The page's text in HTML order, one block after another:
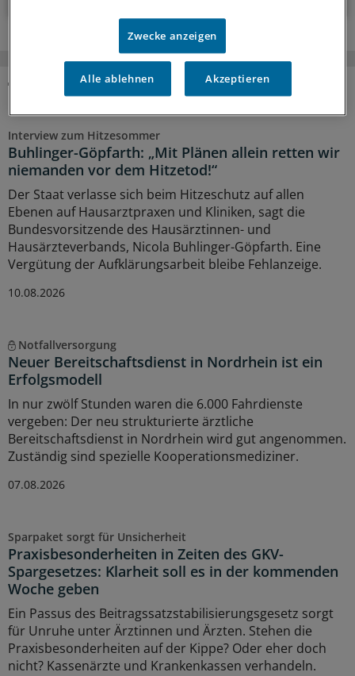
Interview zum Hitzesommer
Buhlinger-Göpfarth: „Mit Plänen allein retten wir
niemanden vor dem Hitzetod!“
Der Staat verlasse sich beim Hitzeschutz auf allen
Ebenen auf Hausarztpraxen und Kliniken, sagt die
Bundesvorsitzende des Hausärztinnen- und
Hausärzteverbands, Nicola Buhlinger-Göpfarth. Eine
Vergütung der Aufklärungsarbeit bleibe Fehlanzeige.
10.08.2026
Notfallversorgung
Neuer Bereitschaftsdienst in Nordrhein ist ein
Erfolgsmodell
In nur zwölf Stunden waren die 6.000 Fahrdienste
vergeben: Der neu strukturierte ärztliche
Bereitschaftsdienst in Nordrhein wird gut angenommen.
Zuständig sind spezielle Kooperationsmediziner.
07.08.2026
Sparpaket sorgt für Unsicherheit
Praxisbesonderheiten in Zeiten des GKV-
Spargesetzes: Klarheit soll es in der kommenden
Woche geben
Ein Passus des Beitragssatzstabilisierungsgesetz sorgt
für Unruhe unter Ärztinnen und Ärzten. Stehen die
Praxisbesonderheiten auf der Kippe? Oder eher doch
nicht? Kassenärzte und Krankenkassen verhandeln.
Zwecke anzeigen
Alle ablehnen Akzeptieren